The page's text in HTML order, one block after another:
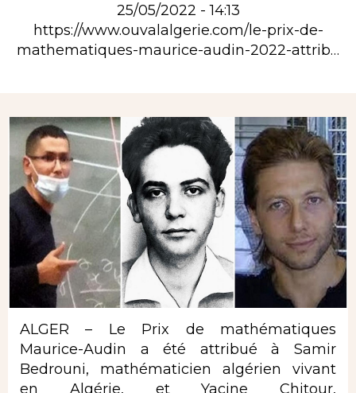
25/05/2022 - 14:13
https://www.ouvalalgerie.com/le-prix-de-
mathematiques-maurice-audin-2022-attrib…
ALGER – Le Prix de mathématiques
Maurice-Audin a été attribué à Samir
Bedrouni, mathématicien algérien vivant
en Algérie, et Yacine Chitour,